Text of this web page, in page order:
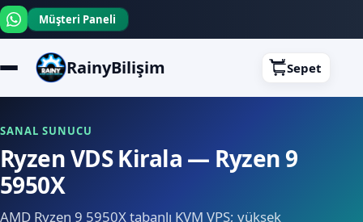
Müşteri Paneli
RainyBilişim Sepet
SANAL SUNUCU
Ryzen VDS Kirala — Ryzen 9
5950X
AMD Ryzen 9 5950X tabanlı KVM VPS; yüksek